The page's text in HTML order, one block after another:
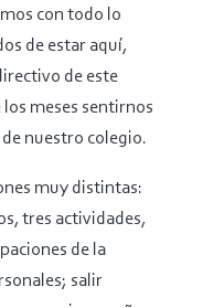
con todo lo
de estar aquí,
de este
los meses sentirnos
nuestro colegio.
muy distintas:
tres actividades,
de la
salir